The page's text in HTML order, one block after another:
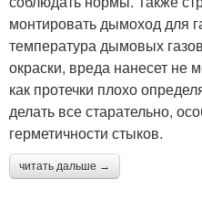
монтировать дымоход для
температура дымовых
окраски, вреда нанесет
как протечки плохо
делать все старательно,
герметичности стыков.
читать дальше →